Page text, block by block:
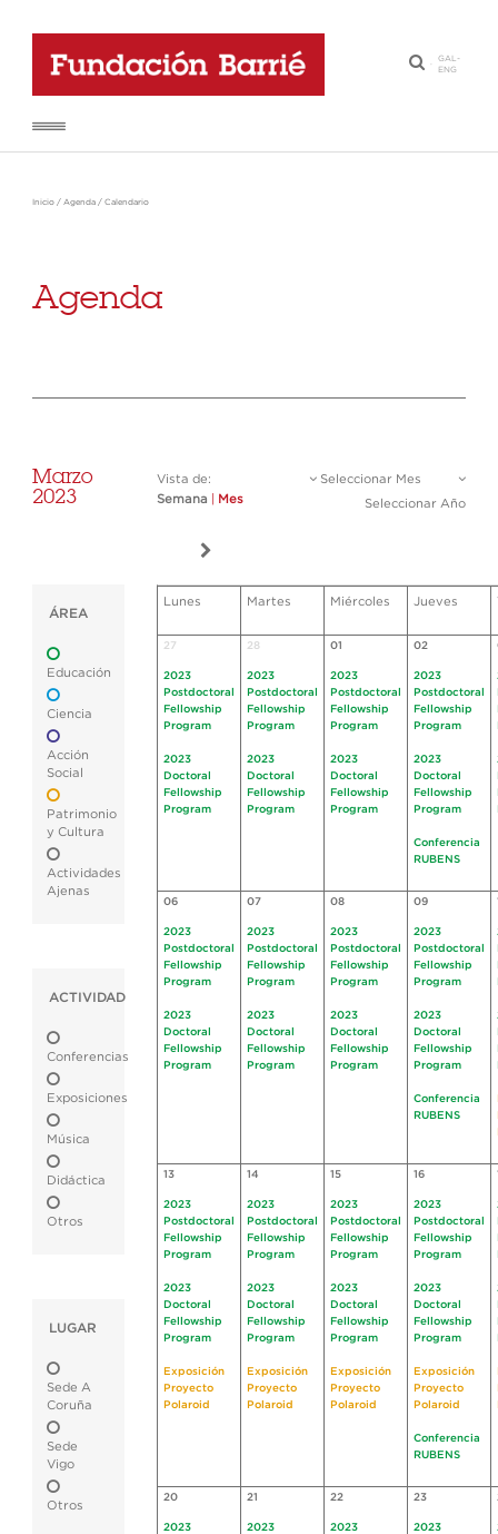
·
GAL-
ENG
Inicio / Agenda / Calendario
Agenda
Marzo
2023
Vista de:
Semana
Mes
Seleccionar Mes
Seleccionar Año
ÁREA
Educación
Ciencia
Acción
Social
Patrimonio
y Cultura
Actividades
Ajenas
ACTIVIDAD
Conferencias
Exposiciones
Música
Didáctica
Otros
LUGAR
Sede A
Coruña
Sede
Vigo
Otros
Lunes Martes Miércoles Jueves
27
2023
Postdoctoral
Fellowship
Program
2023
Doctoral
Fellowship
Program
28
2023
Postdoctoral
Fellowship
Program
2023
Doctoral
Fellowship
Program
01
2023
Postdoctoral
Fellowship
Program
2023
Doctoral
Fellowship
Program
02
2023
Postdoctoral
Fellowship
Program
2023
Doctoral
Fellowship
Program
Conferencia
RUBENS
06
2023
Postdoctoral
Fellowship
Program
2023
Doctoral
Fellowship
Program
07
2023
Postdoctoral
Fellowship
Program
2023
Doctoral
Fellowship
Program
08
2023
Postdoctoral
Fellowship
Program
2023
Doctoral
Fellowship
Program
09
2023
Postdoctoral
Fellowship
Program
2023
Doctoral
Fellowship
Program
Conferencia
RUBENS
13
2023
Postdoctoral
Fellowship
Program
2023
Doctoral
Fellowship
Program
Exposición
Proyecto
Polaroid
14
2023
Postdoctoral
Fellowship
Program
2023
Doctoral
Fellowship
Program
Exposición
Proyecto
Polaroid
15
2023
Postdoctoral
Fellowship
Program
2023
Doctoral
Fellowship
Program
Exposición
Proyecto
Polaroid
16
2023
Postdoctoral
Fellowship
Program
2023
Doctoral
Fellowship
Program
Exposición
Proyecto
Polaroid
Conferencia
RUBENS
20
2023
21
2023
22
2023
23
2023